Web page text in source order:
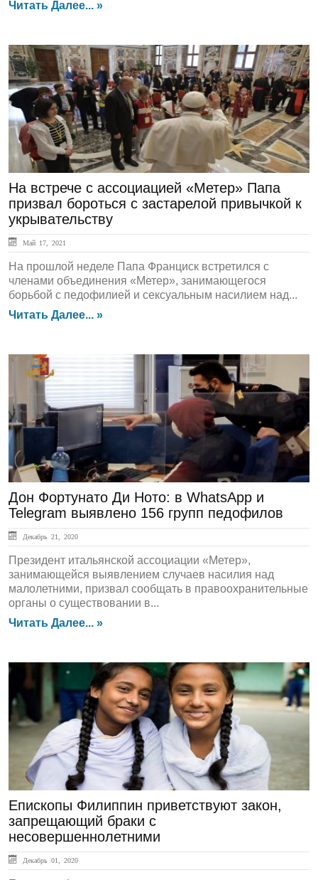
Читать Далее... »
ГЛАВНАЯ
На встрече с ассоциацией «Метер» Папа
призвал бороться с застарелой привычкой к
укрывательству
Май 17, 2021
На прошлой неделе Папа Франциск встретился с
членами объединения «Метер», занимающегося
борьбой с педофилией и сексуальным насилием над...
Читать Далее... »
ЛЕНТА НОВОСТЕЙ
Дон Фортунато Ди Ното: в WhatsApp и
Telegram выявлено 156 групп педофилов
Декабрь 21, 2020
Президент итальянской ассоциации «Метер»,
занимающейся выявлением случаев насилия над
малолетними, призвал сообщать в правоохранительные
органы о существовании в...
Читать Далее... »
ЛЕНТА НОВОСТЕЙ
Епископы Филиппин приветствуют закон,
запрещающий браки с
несовершеннолетними
Декабрь 01, 2020